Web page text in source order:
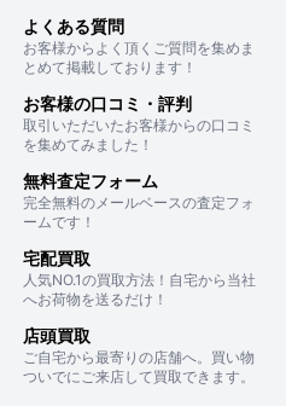
よくある質問
お客様からよく頂くご質問を集めま
とめて掲載しております！
お客様の口コミ・評判
取引いただいたお客様からの口コミ
を集めてみました！
無料査定フォーム
完全無料のメールベースの査定フォ
ームです！
宅配買取
人気NO.1の買取方法！自宅から当社
へお荷物を送るだけ！
店頭買取
ご自宅から最寄りの店舗へ。買い物
ついでにご来店して買取できます。